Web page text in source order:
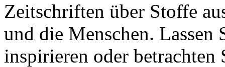
Zeitschriften über Stoffe
und die Menschen.
inspirieren oder betrachten